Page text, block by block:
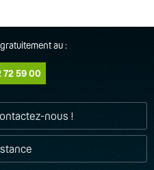
au :
72 59 00
nous !